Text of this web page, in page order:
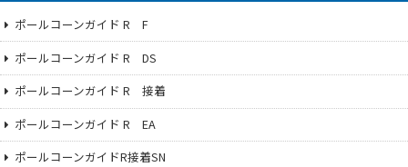
ポールコーンガイド R F
ポールコーンガイド R DS
ポールコーンガイド R 接着
ポールコーンガイド R EA
ポールコーンガイドR接着SN